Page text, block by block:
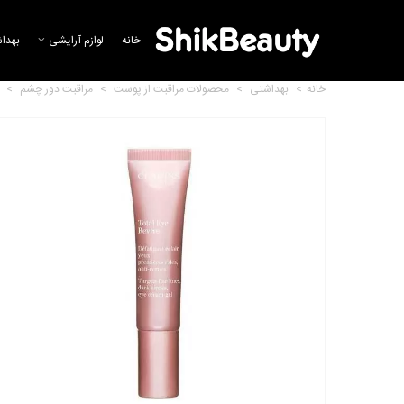
خانه لوازم آرایشی
خانه > بهداشتی > محصولات مراقبت از پوست > مراقبت دور چشم >
پرایم
1,478,716 تومان
کرم دور چشم سی گل
993,176 تومان